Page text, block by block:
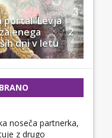
portal 'Levja
enega
dni v letu
noseča partnerka,
z drugo